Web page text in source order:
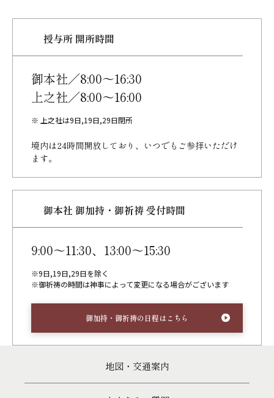
授与所 開所時間
御本社／8:00～16:30
上之社／8:00～16:00
※ 上之社は9日,19日,29日閉所
境内は24時間開放しており、 いつでもご参拝いただけ
ます。
御本社 御加持・御祈祷 受付時間
9:00～11:30、13:00～15:30
※9日,19日,29日を除く
※御祈祷の時間は神事によって変更になる場合がございます
御加持・御祈祷の日程はこちら
地図・交通案内